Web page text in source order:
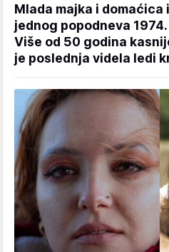
Mlada majka i domaćica
jednog popodneva
Više od 50 godina
je poslednja videla ledi